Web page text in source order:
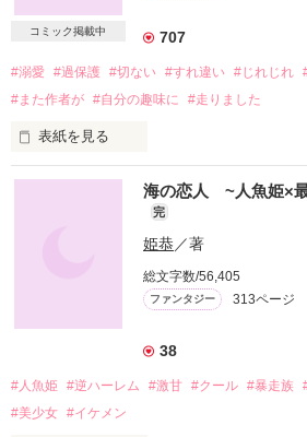
コミック掲載中 707
#溺愛 #過保護 #切ない #すれ違い #じれじれ
#また作者が #自分の趣味に #走りました
表紙を見る
アルント王国の誇る最強の騎士団『アル
国王直属の管轄にあり、彼らは王や城を
国民の安穏な暮らしを維持するため
セシリアは夜警団のトップに立つ
頭を悩ませながらも微妙な距離感を保つ
海の恋人 ~人魚姫×
完
姫恭／著
総文字数/56,405
ファンタジー 313ページ
38
#人魚姫 #逆ハーレム #激甘 #クール #暴走族
#美少女 #イケメン